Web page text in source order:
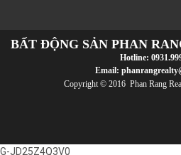
BẤT ĐỘNG SẢN PHAN
Hotline:
Email:
Copyright © 2016 Phan Rang
G-JD25Z4Q3V0